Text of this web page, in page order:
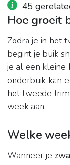
45
Hoe groeit
Zodra je in het
begint je buik
je al een kleine
onderbuik kan
het tweede
week aan.
Welke
Wanneer je